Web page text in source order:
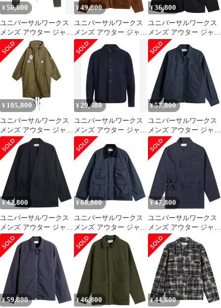
¥50,800
ユニバーサルワークス
メンズ アウター ジャケ
ット・ブルゾン
UNIVERSAL WORKS
ブルゾン Gray グレー
¥49,800
ユニバーサルワークス
メンズ アウター ジャケ
ット・ブルゾン フリー
ス Universal Works Alvar
Fleece Lancaster Jacket
Cumin
¥36,800
ユニバーサルワークス
メンズ アウター ジャケ
ット・ブルゾン
Universal Works Brushed
Polytech Merchant Jacket
Navy ネイビー
¥ 105,800
ユニバーサルワークス
メンズ アウター ジャケ
ット・ブルゾン パーカ
ー END x Universal
Workshipp Inn Parka
Light Olive オリーブ
¥ 29,480
ユニバーサルワークス
メンズ アウター ジャケ
ット・ブルゾン
UNIVERSAL WORKS
Midnight Blue ブルー
¥57,800
ユニバーサルワークス
メンズ アウター ジャケ
ット・ブルゾン
Universal Works
Recycled Poly Tech Rose
Bowl Jacket Navy ネイビ
ー
¥42,800
ユニバーサルワークス
メンズ アウター ジャケ
ット・ブルゾン
Universal Works Broad
Cloth Osaka Work Jacket
Navy ネイビー
¥68,800
ユニバーサルワークス
メンズ アウター ジャケ
ット・ブルゾン
Universal Works
Recycled Poly Parachute
Field Jacket Navy ネイビ
¥47,800
ユニバーサルワークス
メンズ アウター ジャケ
ット・ブルゾン
Universal Works Kyoto
Work Jacket Navy ネイ
ビー
¥59,800 ¥46,800 ¥44,800